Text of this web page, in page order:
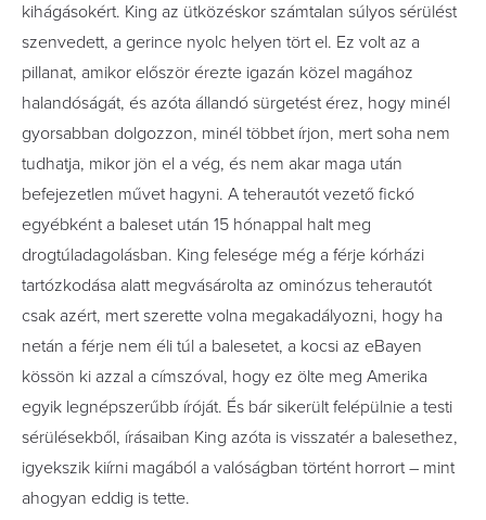
kihágásokért. King az ütközéskor számtalan súlyos sérülést
szenvedett, a gerince nyolc helyen tört el. Ez volt az a
pillanat, amikor először érezte igazán közel magához
halandóságát, és azóta állandó sürgetést érez, hogy minél
gyorsabban dolgozzon, minél többet írjon, mert soha nem
tudhatja, mikor jön el a vég, és nem akar maga után
befejezetlen művet hagyni. A teherautót vezető fickó
egyébként a baleset után 15 hónappal halt meg
drogtúladagolásban. King felesége még a férje kórházi
tartózkodása alatt megvásárolta az ominózus teherautót
csak azért, mert szerette volna megakadályozni, hogy ha
netán a férje nem éli túl a balesetet, a kocsi az eBayen
kössön ki azzal a címszóval, hogy ez ölte meg Amerika
egyik legnépszerűbb íróját. És bár sikerült felépülnie a testi
sérülésekből, írásaiban King azóta is visszatér a balesethez,
igyekszik kiírni magából a valóságban történt horrort – mint
ahogyan eddig is tette.